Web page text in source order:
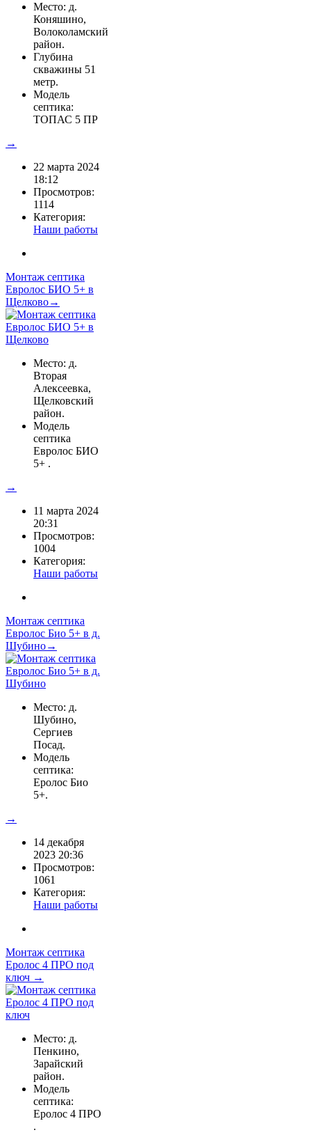
Место: д.
Коняшино,
Волоколамский
район.
Глубина
скважины 51
метр.
Модель
септика:
ТОПАС 5 ПР
→
22 марта 2024
18:12
Просмотров:
1114
Категория:
Наши работы
Монтаж септика
Евролос БИО 5+ в
Щелково→
Место: д.
Вторая
Алексеевка,
Щелковский
район.
Модель
септика
Евролос БИО
5+ .
→
11 марта 2024
20:31
Просмотров:
1004
Категория:
Наши работы
Монтаж септика
Евролос Био 5+ в д.
Шубино→
Место: д.
Шубино,
Сергиев
Посад.
Модель
септика:
Еролос Био
5+.
→
14 декабря
2023 20:36
Просмотров:
1061
Категория:
Наши работы
Монтаж септика
Еролос 4 ПРО под
ключ →
Место: д.
Пенкино,
Зарайский
район.
Модель
септика:
Еролос 4 ПРО
.